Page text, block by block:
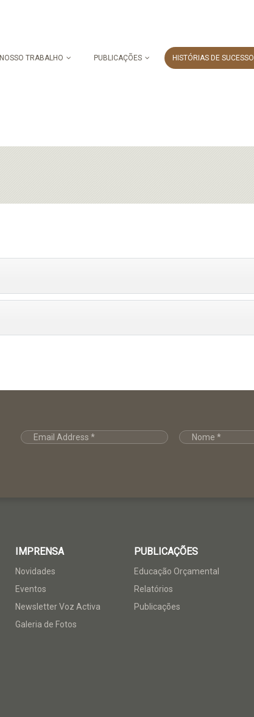
NOSSO TRABALHO PUBLICAÇÕES HISTÓRIAS DE SUCESSO
IMPRENSA
Novidades
Eventos
Newsletter Voz Activa
Galeria de Fotos
PUBLICAÇÕES
Educação Orçamental
Relatórios
Publicações